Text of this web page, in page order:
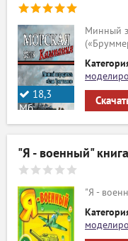
18,3
Мб.
Минный
"Я - военный" книга
"Я -